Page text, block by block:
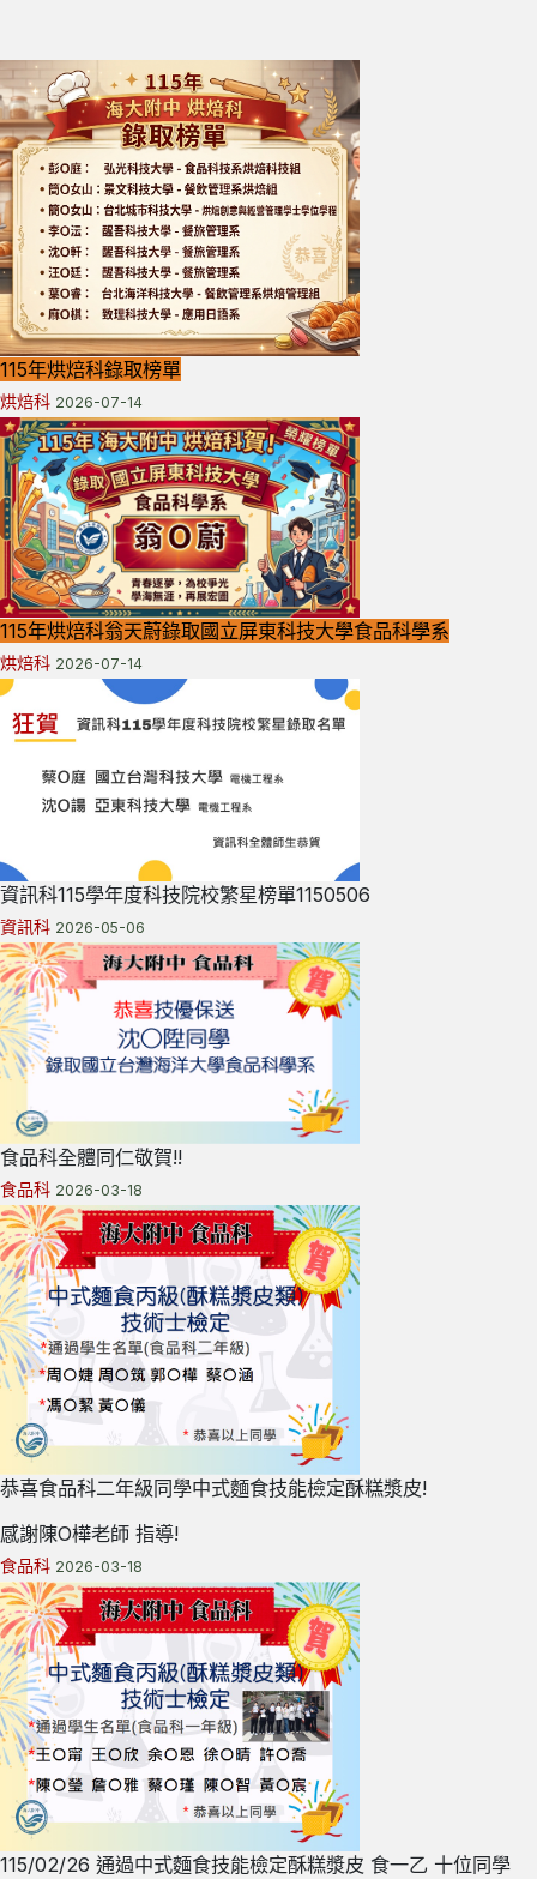
115年烘焙科錄取榜單
烘焙科 2026-07-14
115年烘焙科翁天蔚錄取國立屏東科技大學食品科學系
烘焙科 2026-07-14
資訊科115學年度科技院校繁星榜單1150506
資訊科 2026-05-06
食品科全體同仁敬賀!!
食品科 2026-03-18
恭喜食品科二年級同學中式麵食技能檢定酥糕漿皮!
感謝陳O樺老師 指導!
食品科 2026-03-18
115/02/26 通過中式麵食技能檢定酥糕漿皮 食一乙 十位同學